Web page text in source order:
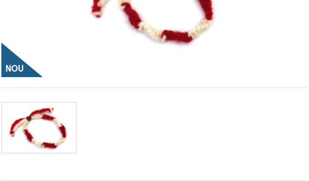
și, cu
acordul
dumneavoastră,
traficul și a
afișa
conținut și
reclame
NOU